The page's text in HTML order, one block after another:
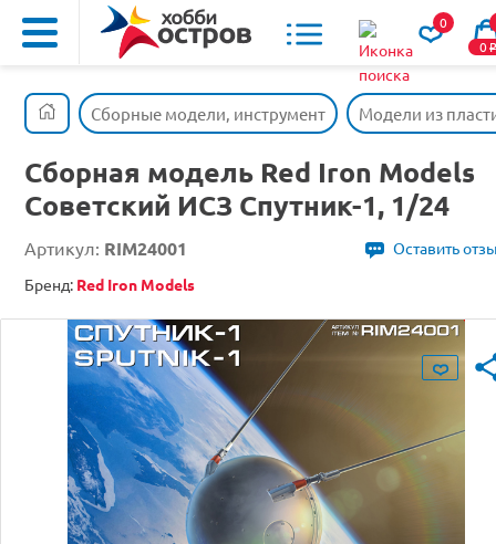
0
0o
Сборные модели, инструмент Модели из
Сборная модель Red Iron Models
Советский ИСЗ Спутник-1, 1/24
Артикул: RIM24001
Оставить
Бренд: Red Iron Models